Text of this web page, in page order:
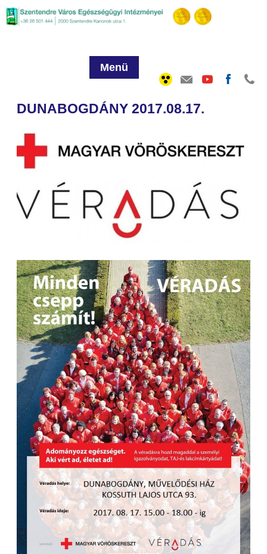
Menü
DUNABOGDÁNY 2017.08.17.